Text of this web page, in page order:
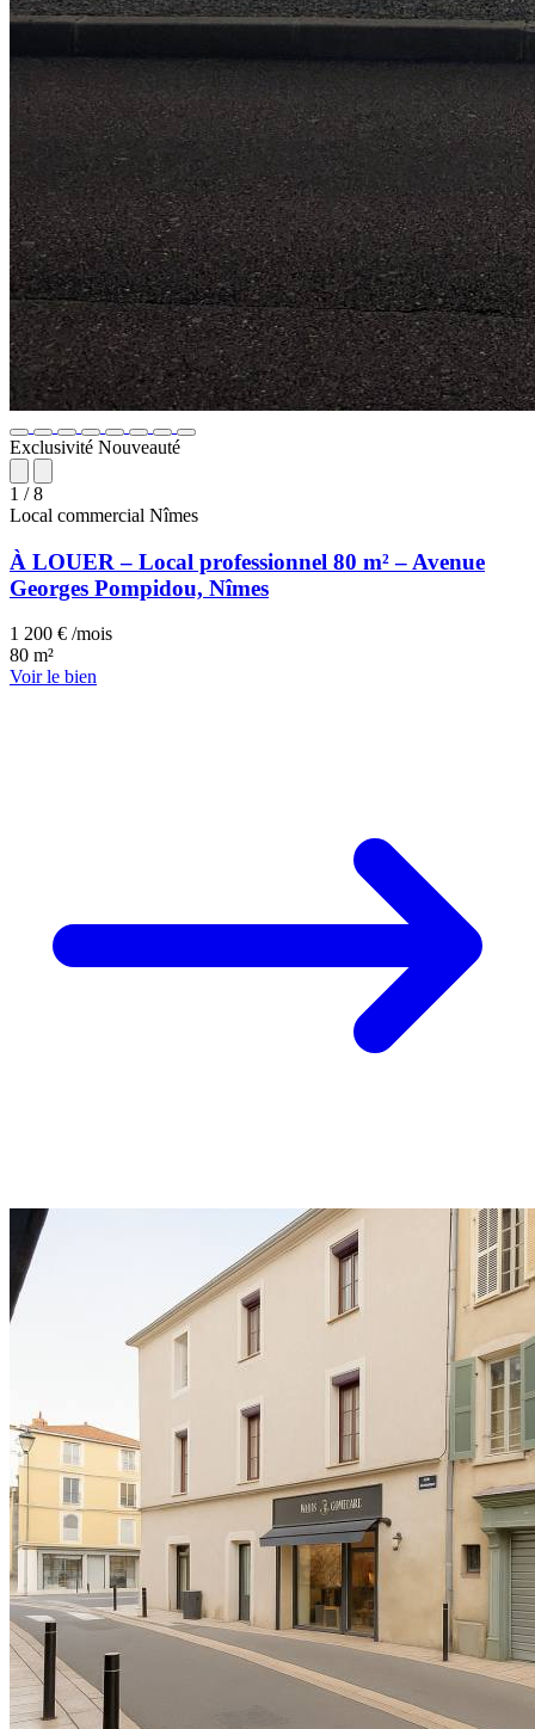
Exclusivité Nouveauté
1 / 8
Local commercial Nîmes
À LOUER – Local professionnel 80 m² – Avenue
Georges Pompidou, Nîmes
1 200 € /mois
80 m²
Voir le bien